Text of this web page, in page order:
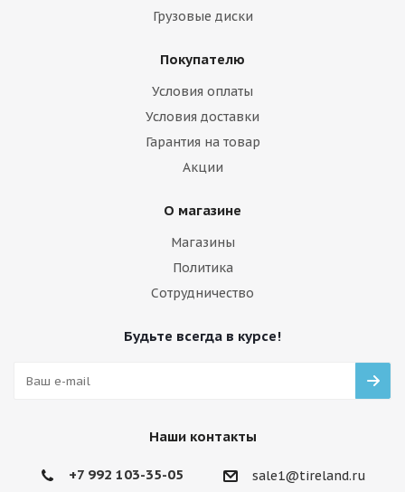
Грузовые диски
Покупателю
Условия оплаты
Условия доставки
Гарантия на товар
Акции
О магазине
Магазины
Политика
Сотрудничество
Будьте всегда в курсе!
Наши контакты
+7 992 103-35-05 sale1@tireland.ru